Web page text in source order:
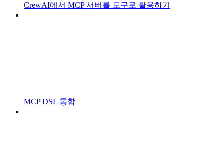
CrewAI에서 MCP 서버를 도구로 활용하기
MCP DSL 통합